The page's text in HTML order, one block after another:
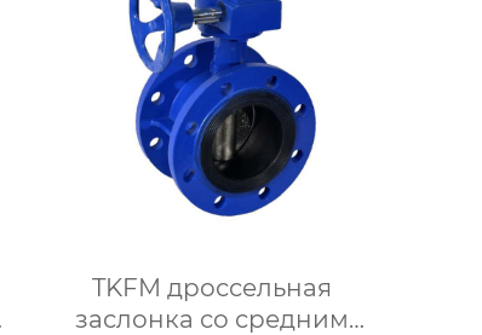
TKFM дроссельная
заслонка со средним